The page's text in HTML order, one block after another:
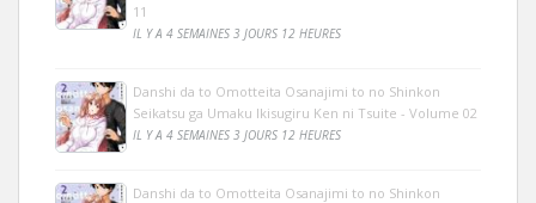
11
IL Y A 4 SEMAINES 3 JOURS 12 HEURES
Danshi da to Omotteita Osanajimi to no Shinkon
Seikatsu ga Umaku Ikisugiru Ken ni Tsuite - Volume 02
IL Y A 4 SEMAINES 3 JOURS 12 HEURES
Danshi da to Omotteita Osanajimi to no Shinkon